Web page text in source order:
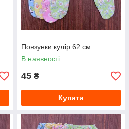
Повзунки кулір 62 см
В наявності
45 ₴
Купити